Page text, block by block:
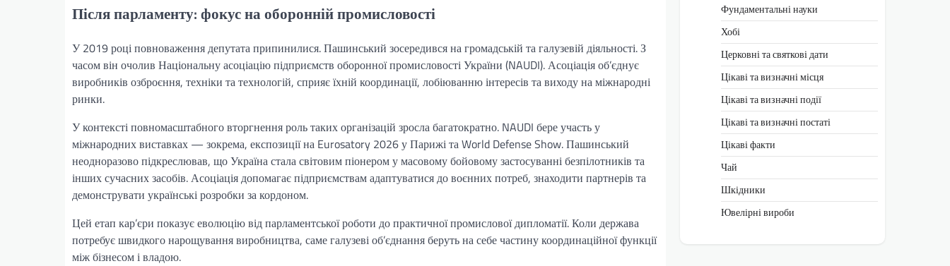
Після парламенту: фокус на оборонній промисловості
У 2019 році повноваження депутата припинилися. Пашинський зосередився на громадській та галузевій діяльності. З
часом він очолив Національну асоціацію підприємств оборонної промисловості України (NAUDI). Асоціація об’єднує
виробників озброєння, техніки та технологій, сприяє їхній координації, лобіюванню інтересів та виходу на міжнародні
ринки.
У контексті повномасштабного вторгнення роль таких організацій зросла багатократно. NAUDI бере участь у
міжнародних виставках — зокрема, експозиції на Eurosatory 2026 у Парижі та World Defense Show. Пашинський
неодноразово підкреслював, що Україна стала світовим піонером у масовому бойовому застосуванні безпілотників та
інших сучасних засобів. Асоціація допомагає підприємствам адаптуватися до воєнних потреб, знаходити партнерів та
демонструвати українські розробки за кордоном.
Цей етап кар’єри показує еволюцію від парламентської роботи до практичної промислової дипломатії. Коли держава
потребує швидкого нарощування виробництва, саме галузеві об’єднання беруть на себе частину координаційної функції
між бізнесом і владою.
Фундаментальні науки
Хобі
Церковні та святкові дати
Цікаві та визначні місця
Цікаві та визначні події
Цікаві та визначні постаті
Цікаві факти
Чай
Шкідники
Ювелірні вироби